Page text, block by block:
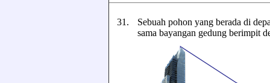
31.
Sebuah pohon yang berada di
sama bayangan gedung berimpit